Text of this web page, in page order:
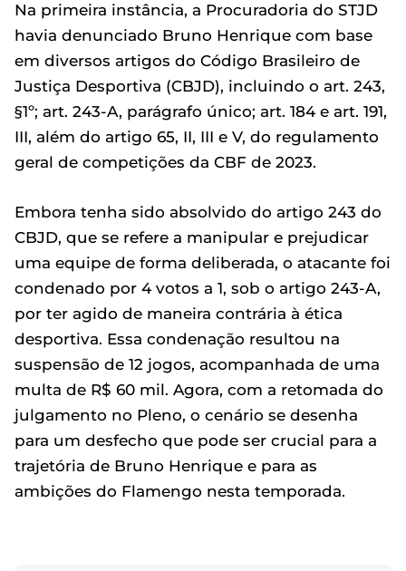
Na primeira instância, a Procuradoria do STJD
havia denunciado Bruno Henrique com base
em diversos artigos do Código Brasileiro de
Justiça Desportiva (CBJD), incluindo o art. 243,
§1º; art. 243-A, parágrafo único; art. 184 e art. 191,
III, além do artigo 65, II, III e V, do regulamento
geral de competições da CBF de 2023.
Embora tenha sido absolvido do artigo 243 do
CBJD, que se refere a manipular e prejudicar
uma equipe de forma deliberada, o atacante foi
condenado por 4 votos a 1, sob o artigo 243-A,
por ter agido de maneira contrária à ética
desportiva. Essa condenação resultou na
suspensão de 12 jogos, acompanhada de uma
multa de R$ 60 mil. Agora, com a retomada do
julgamento no Pleno, o cenário se desenha
para um desfecho que pode ser crucial para a
trajetória de Bruno Henrique e para as
ambições do Flamengo nesta temporada.